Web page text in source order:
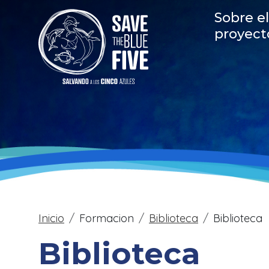
Pasar al contenido principal
Sobre el
Sobrescribir
Inicio Formacion Biblioteca Biblioteca
Biblioteca